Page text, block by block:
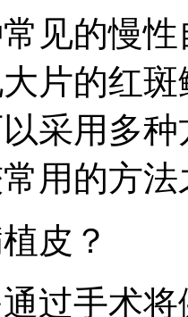
见的慢
片的红
采用多
用的方法
皮？
过手术